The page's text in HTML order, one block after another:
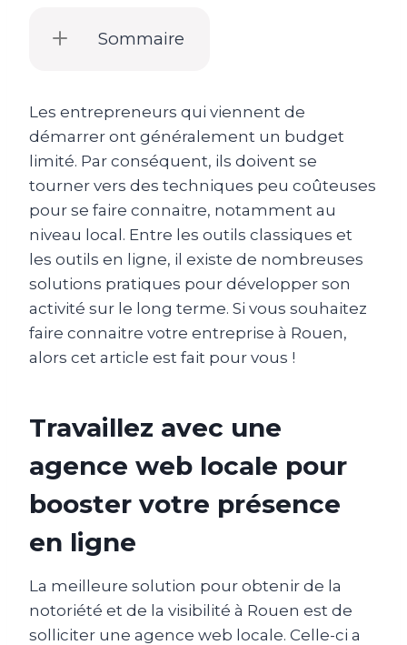
Sommaire
Les entrepreneurs qui viennent de
démarrer ont généralement un budget
limité. Par conséquent, ils doivent se
tourner vers des techniques peu coûteuses
pour se faire connaitre, notamment au
niveau local. Entre les outils classiques et
les outils en ligne, il existe de nombreuses
solutions pratiques pour développer son
activité sur le long terme. Si vous souhaitez
faire connaitre votre entreprise à Rouen,
alors cet article est fait pour vous !
Travaillez avec une
agence web locale pour
booster votre présence
en ligne
La meilleure solution pour obtenir de la
notoriété et de la visibilité à Rouen est de
solliciter une agence web locale. Celle-ci a